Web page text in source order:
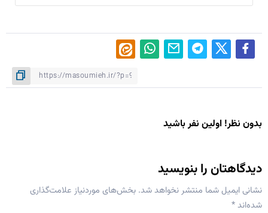
بدون نظر! اولین نفر باشید
دیدگاهتان را بنویسید
نشانی ایمیل شما منتشر نخواهد شد. بخش‌های موردنیاز علامت‌گذاری
شده‌اند*